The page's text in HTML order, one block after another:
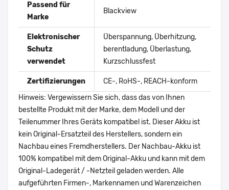
Passend für
Marke
Blackview
Elektronischer
Schutz
verwendet
Überspannung, Überhitzung,
berentladung, Überlastung,
Kurzschlussfest
Zertifizierungen
CE-, RoHS-, REACH-konform
Hinweis: Vergewissern Sie sich, dass das von Ihnen
bestellte Produkt mit der Marke, dem Modell und der
Teilenummer Ihres Geräts kompatibel ist. Dieser Akku ist
kein Original-Ersatzteil des Herstellers, sondern ein
Nachbau eines Fremdherstellers. Der Nachbau-Akku ist
100% kompatibel mit dem Original-Akku und kann mit dem
Original-Ladegerät / -Netzteil geladen werden. Alle
aufgeführten Firmen-, Markennamen und Warenzeichen